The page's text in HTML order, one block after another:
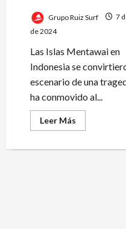
Grupo Ruiz Surf
7
de 2024
Las Islas Mentawai en
Indonesia se
escenario de una
ha conmovido al...
Leer Más
más
El